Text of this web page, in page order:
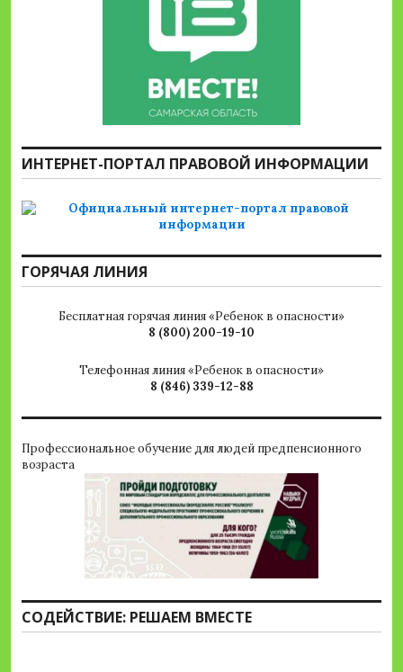
ИНТЕРНЕТ-ПОРТАЛ ПРАВОВОЙ ИНФОРМАЦИИ
ГОРЯЧАЯ ЛИНИЯ
Бесплатная горячая линия «Ребенок в опасности»
8 (800) 200-19-10
Телефонная линия «Ребенок в опасности»
8 (846) 339-12-88
Профессиональное обучение для людей предпенсионного
возраста
СОДЕЙСТВИЕ: РЕШАЕМ ВМЕСТЕ